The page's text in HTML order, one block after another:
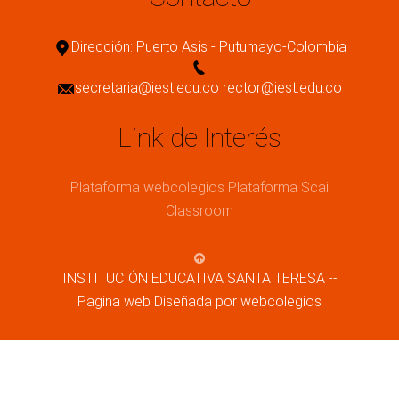
Dirección: Puerto Asis - Putumayo-Colombia
secretaria@iest.edu.co rector@iest.edu.co
Link de Interés
Plataforma webcolegios Plataforma Scai
Classroom
INSTITUCIÓN EDUCATIVA SANTA TERESA --
Pagina web Diseñada por webcolegios